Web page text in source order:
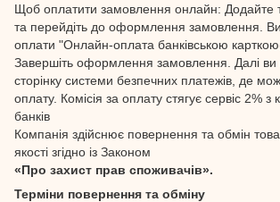
Щоб оплатити замовлення онлайн: Додайте
та перейдіть до оформлення замовлення.
оплати "Онлайн-оплата банківською
Завершіть оформлення замовлення. Далі ви
сторінку системи безпечних платежів, де
оплату. Комісія за оплату стягує сервіс 2% з
банків
Компанія здійснює повернення та обмін
якості згідно із Законом
«Про захист прав споживачів».
Терміни повернення та обміну